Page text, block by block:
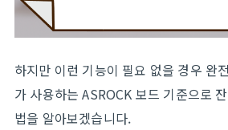
하지만 이런 기능이 필요 없을 경우 완
가 사용하는 ASROCK 보드 기준으로
법을 알아보겠습니다.